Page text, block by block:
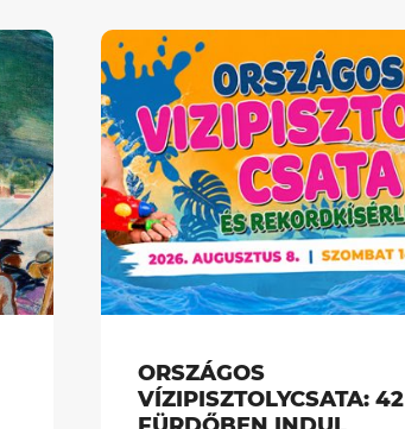
ORSZÁGOS
VÍZIPISZTOLYCSATA: 42